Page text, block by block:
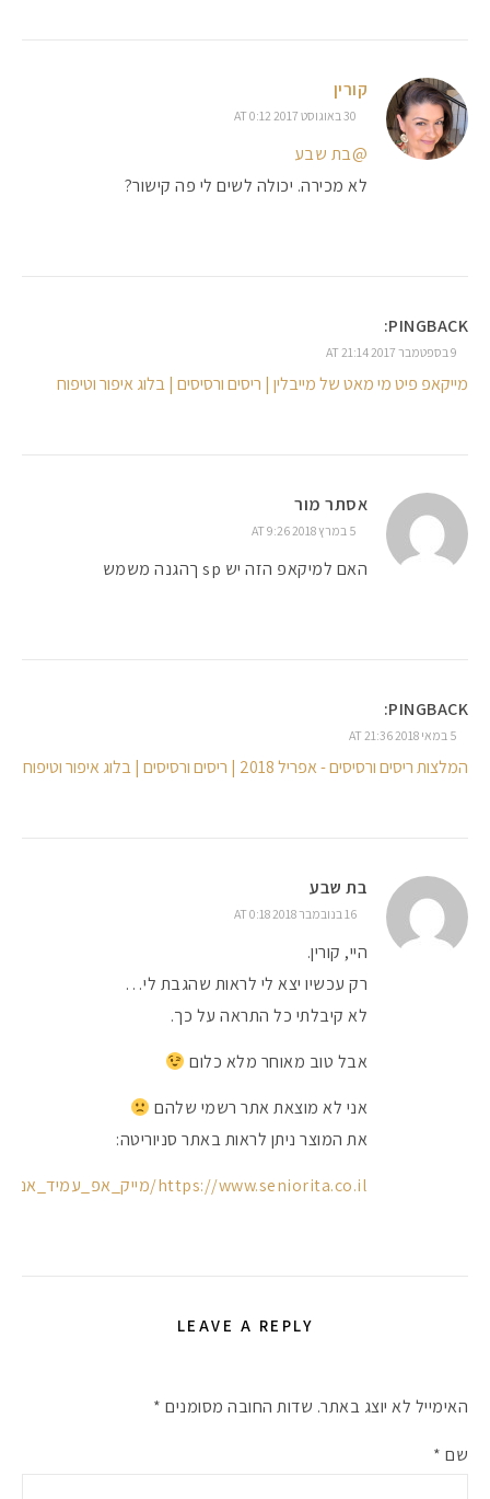
קורין
30 באוגוסט 2017 AT 0:12
@בת שבע
לא מכירה. יכולה לשים לי פה קישור?
PINGBACK:
9 בספטמבר 2017 AT 21:14
מייקאפ פיט מי מאט של מייבלין | ריסים ורסיסים | בלוג איפור וטיפוח
אסתר מור
5 במרץ 2018 AT 9:26
האם למיקאפ הזה יש sp ךהגנה משמש
PINGBACK:
5 במאי 2018 AT 21:36
המלצות ריסים ורסיסים - אפריל 2018 | ריסים ורסיסים | בלוג איפור וטיפוח
בת שבע
16 בנובמבר 2018 AT 0:18
היי, קורין.
רק עכשיו יצא לי לראות שהגבת לי…
לא קיבלתי כל התראה על כך.
אבל טוב מאוחר מלא כלום
אני לא מוצאת אתר רשמי שלהם
את המוצר ניתן לראות באתר סניוריטה:
https://www.seniorita.co.il/מייק_אפ_עמיד_אנגי_ANGI_לכיסוי_מושלם
LEAVE A REPLY
האימייל לא יוצג באתר. שדות החובה מסומנים *
שם *